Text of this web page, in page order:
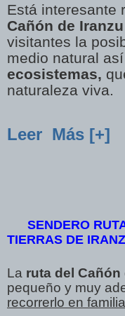
Está interesante
Cañón de
visitantes la
medio natural
ecosistemas,
naturaleza viva.
Leer Más [+]
SENDERO
TIERRAS DE
La ruta del Cañón
pequeño y muy
recorrerlo en